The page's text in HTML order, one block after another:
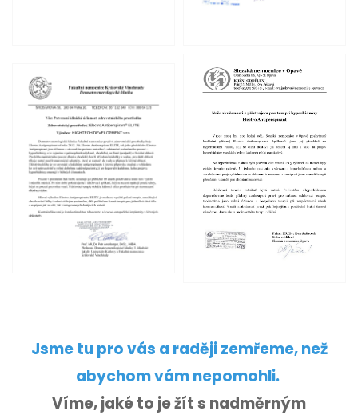
Jsme tu pro vás a raději zemřeme, než
abychom vám nepomohli.
Víme, jaké to je žít s nadměrným